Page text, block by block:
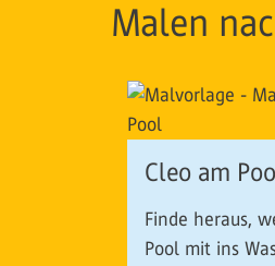
Malen
Cleo am
Finde heraus,
Pool mit ins